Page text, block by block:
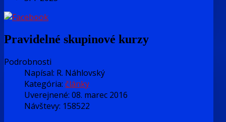
Pravidelné skupinové kurzy
Podrobnosti
Napísal: R. Náhlovský
Kategória: články
Uverejnené: 08. marec 2016
Návštevy: 158522